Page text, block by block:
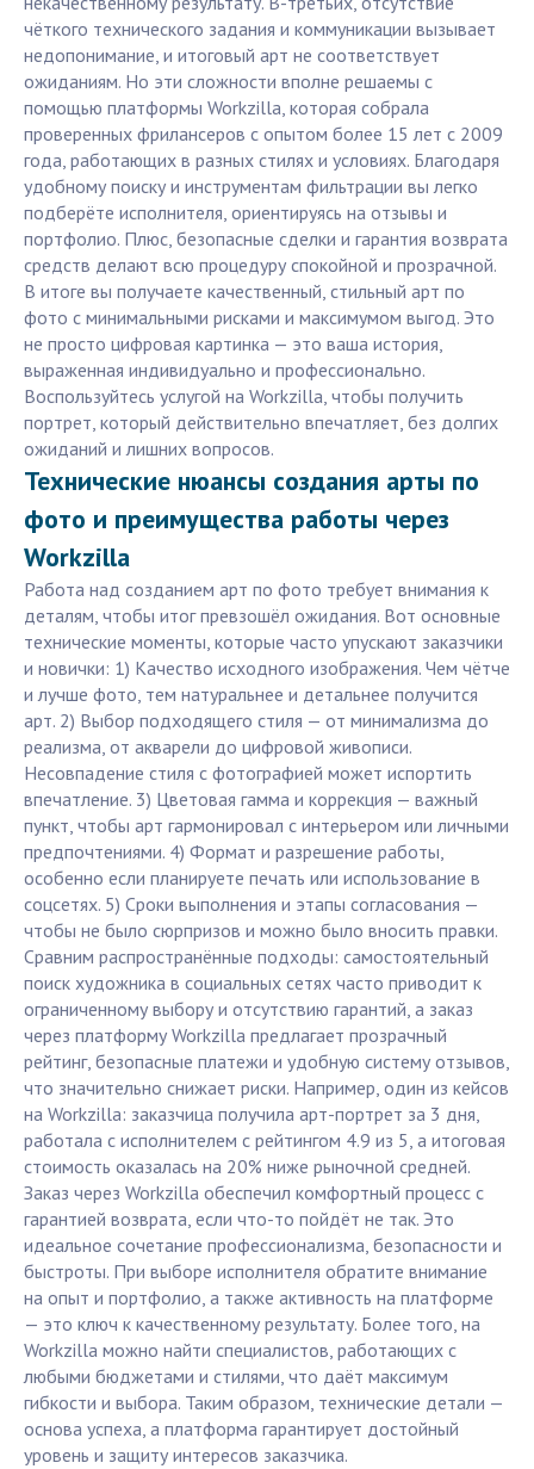
чёткого технического задания и коммуникации вызывает
недопонимание, и итоговый арт не соответствует
ожиданиям. Но эти сложности вполне решаемы с
помощью платформы Workzilla, которая собрала
проверенных фрилансеров с опытом более 15 лет с 2009
года, работающих в разных стилях и условиях. Благодаря
удобному поиску и инструментам фильтрации вы легко
подберёте исполнителя, ориентируясь на отзывы и
портфолио. Плюс, безопасные сделки и гарантия возврата
средств делают всю процедуру спокойной и прозрачной.
В итоге вы получаете качественный, стильный арт по
фото с минимальными рисками и максимумом выгод. Это
не просто цифровая картинка — это ваша история,
выраженная индивидуально и профессионально.
Воспользуйтесь услугой на Workzilla, чтобы получить
портрет, который действительно впечатляет, без долгих
ожиданий и лишних вопросов.
Технические нюансы создания арты по
фото и преимущества работы через
Workzilla
Работа над созданием арт по фото требует внимания к
деталям, чтобы итог превзошёл ожидания. Вот основные
технические моменты, которые часто упускают заказчики
и новички: 1) Качество исходного изображения. Чем чётче
и лучше фото, тем натуральнее и детальнее получится
арт. 2) Выбор подходящего стиля — от минимализма до
реализма, от акварели до цифровой живописи.
Несовпадение стиля с фотографией может испортить
впечатление. 3) Цветовая гамма и коррекция — важный
пункт, чтобы арт гармонировал с интерьером или личными
предпочтениями. 4) Формат и разрешение работы,
особенно если планируете печать или использование в
соцсетях. 5) Сроки выполнения и этапы согласования —
чтобы не было сюрпризов и можно было вносить правки.
Сравним распространённые подходы: самостоятельный
поиск художника в социальных сетях часто приводит к
ограниченному выбору и отсутствию гарантий, а заказ
через платформу Workzilla предлагает прозрачный
рейтинг, безопасные платежи и удобную систему отзывов,
что значительно снижает риски. Например, один из кейсов
на Workzilla: заказчица получила арт-портрет за 3 дня,
работала с исполнителем с рейтингом 4.9 из 5, а итоговая
стоимость оказалась на 20% ниже рыночной средней.
Заказ через Workzilla обеспечил комфортный процесс с
гарантией возврата, если что-то пойдёт не так. Это
идеальное сочетание профессионализма, безопасности и
быстроты. При выборе исполнителя обратите внимание
на опыт и портфолио, а также активность на платформе
— это ключ к качественному результату. Более того, на
Workzilla можно найти специалистов, работающих с
любыми бюджетами и стилями, что даёт максимум
гибкости и выбора. Таким образом, технические детали —
основа успеха, а платформа гарантирует достойный
уровень и защиту интересов заказчика.